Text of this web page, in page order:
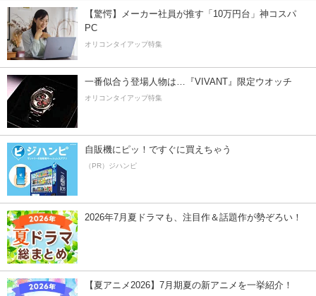
【驚愕】メーカー社員が推す「10万円台」神コスパ
PC
オリコンタイアップ特集
一番似合う登場人物は…『VIVANT』限定ウオッチ
オリコンタイアップ特集
自販機にピッ！ですぐに買えちゃう
（PR）ジハンピ
2026年7月夏ドラマも、注目作＆話題作が勢ぞろい！
【夏アニメ2026】7月期夏の新アニメを一挙紹介！